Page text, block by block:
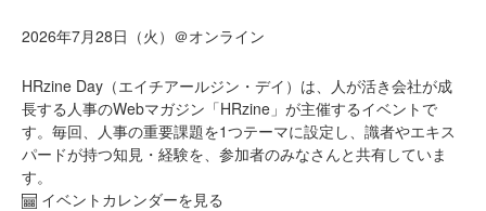
2026年7月28日（火）＠オンライン
HRzine Day（エイチアールジン・デイ）は、人が活き会社が成
長する人事のWebマガジン「HRzine」が主催するイベントで
す。毎回、人事の重要課題を1つテーマに設定し、識者やエキス
パードが持つ知見・経験を、参加者のみなさんと共有していま
す。
イベントカレンダーを見る